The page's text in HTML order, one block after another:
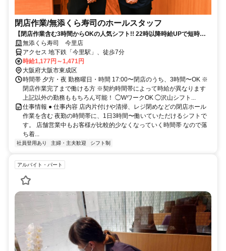
閉店作業​/無添くら寿司のホール​スタッフ
【閉店作業含む3時間からOKの人気シフト!! 22時以降時給UPで短時間
で稼げる】
無添くら寿司 今里店
アクセス 地下鉄「今里駅」、徒歩7分
時給1,177円～1,471円
大阪府大阪市東成区
時間帯 夕方・夜 勤務曜日・時間 17:00〜閉店のうち、3時間〜OK ※
閉店作業完了まで働ける方 ※契約時間帯によって時給が異なります
上記以外の勤務ももちろん可能！ ◯WワークOK ◯沢山シフト...
仕事情報 ● 仕事内容 店内片付けや清掃、レジ閉めなどの閉店ホール
作業を含む 夜勤の時間帯に、1日3時間〜働いていただけるシフトで
す。 店舗営業中もお客様が比較的少なくなっていく時間帯 なので落
ち着...
社員登用あり 主婦・主夫歓迎 シフト制
アルバイト・パート